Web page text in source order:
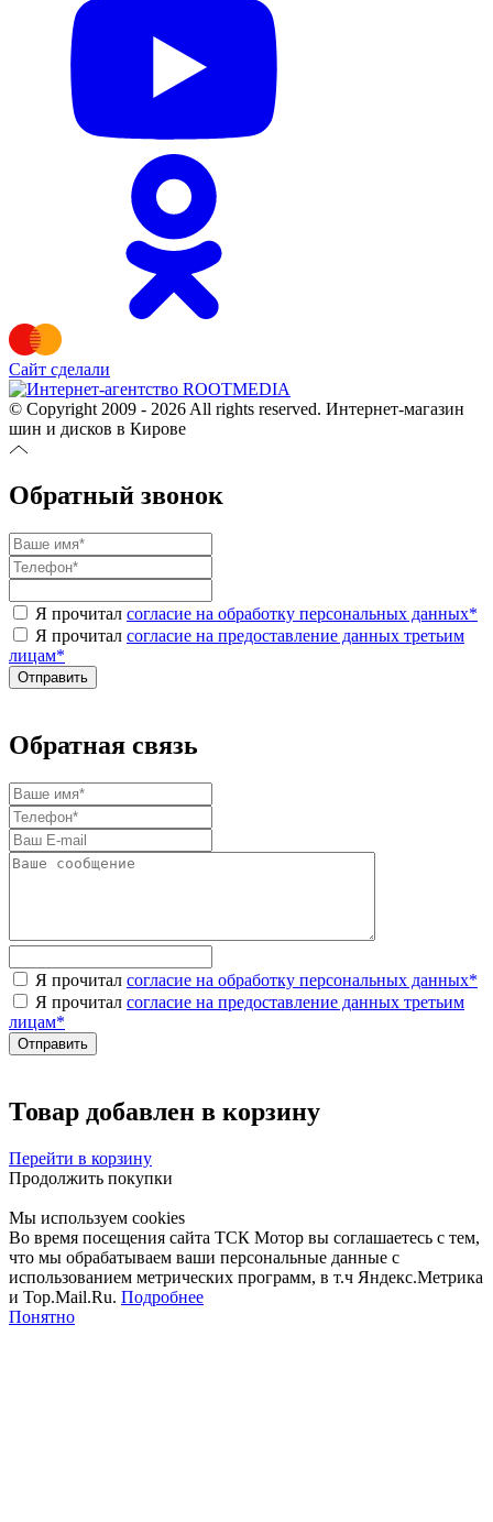
Сайт сделали
© Copyright 2009 - 2026 All rights reserved. Интернет-магазин
шин и дисков в Кирове
Обратный звонок
Я прочитал согласие на обработку персональных данных*
Я прочитал согласие на предоставление данных третьим
лицам*
Обратная связь
Я прочитал согласие на обработку персональных данных*
Я прочитал согласие на предоставление данных третьим
лицам*
Товар добавлен в корзину
Перейти в корзину
Продолжить покупки
Мы используем cookies
Во время посещения сайта ТСК Мотор вы соглашаетесь с тем,
что мы обрабатываем ваши персональные данные с
использованием метрических программ, в т.ч Яндекс.Метрика
и Top.Mail.Ru. Подробнее
Понятно